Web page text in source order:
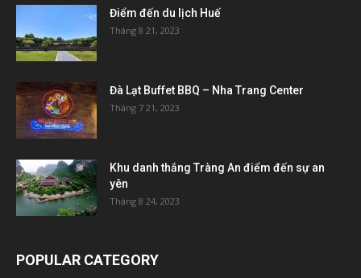
Điểm đến du lịch Huế
Tháng 8 21, 2023
Đà Lạt Buffet BBQ – Nha Trang Center
Tháng 7 21, 2023
Khu danh thắng Tràng An điểm đến sự an
yên
Tháng 8 24, 2023
POPULAR CATEGORY